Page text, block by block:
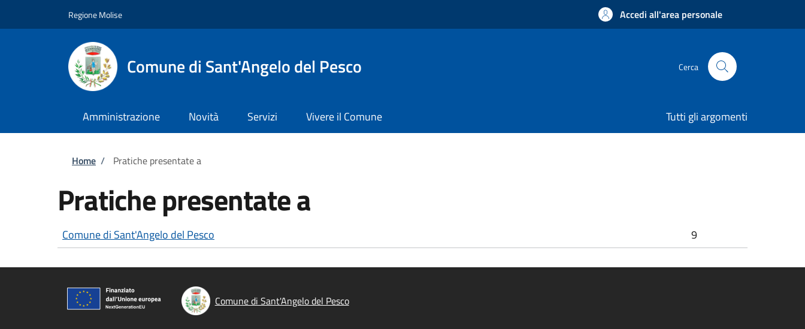
Regione Molise Accedi all'area personale
Comune di Sant'Angelo del Pesco Cerca
Amministrazione Novità Servizi Vivere il Comune Tutti gli argomenti
Briciole di pane
Home / Pratiche presentate a
Pratiche presentate a
Comune di Sant'Angelo del Pesco 9
Comune di Sant'Angelo del Pesco